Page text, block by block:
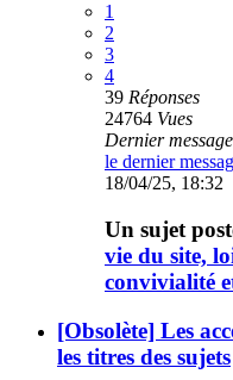
1
2
3
4
39 Réponses
24764 Vues
Dernier message
le dernier
18/04/25, 18:32
Un sujet
vie du site,
convivialité
[Obsolète] Les
les titres des sujets